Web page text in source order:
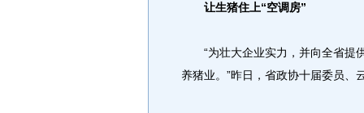
让生猪住上“空调房”
“为壮大企业实力，并向全省提
养猪业。”昨日，省政协十届委员、